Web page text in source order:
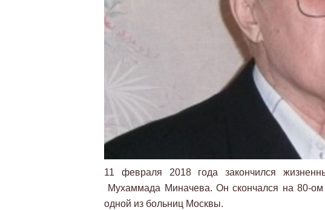
11 февраля 2018 года закончился
Мухаммада Миначева. Он скончался на 80-ом
одной из больниц Москвы.